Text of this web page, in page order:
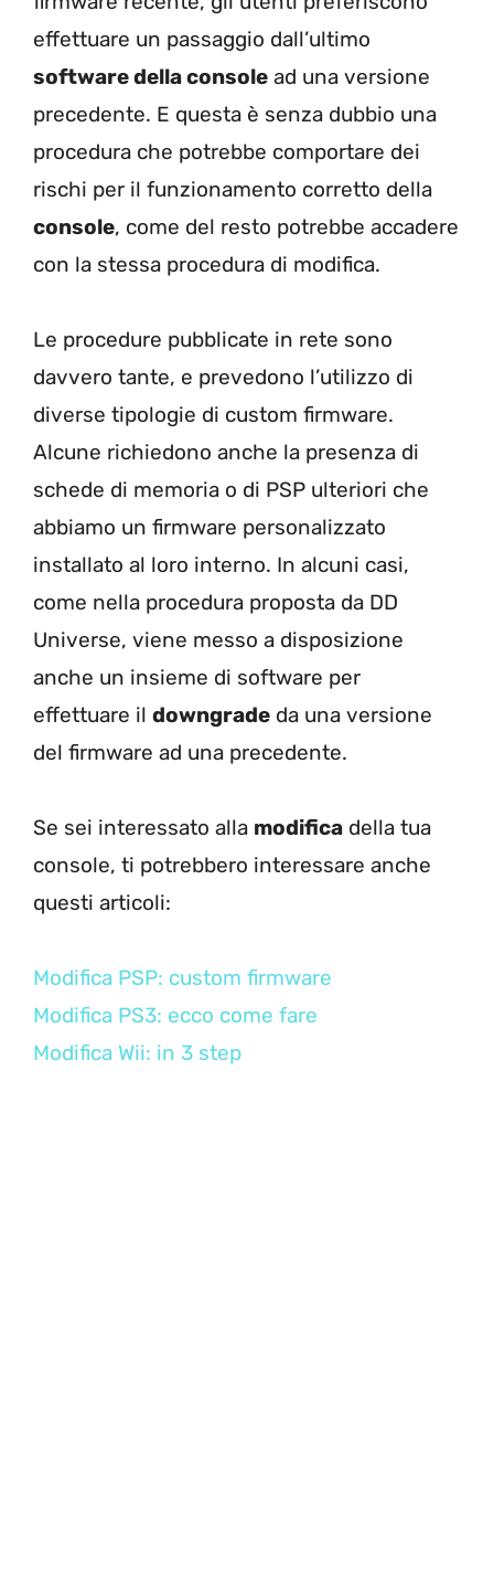
effettuare un passaggio dall’ultimo
software della console ad una versione
precedente. E questa è senza dubbio una
procedura che potrebbe comportare dei
rischi per il funzionamento corretto della
console, come del resto potrebbe accadere
con la stessa procedura di modifica.
Le procedure pubblicate in rete sono
davvero tante, e prevedono l’utilizzo di
diverse tipologie di custom firmware.
Alcune richiedono anche la presenza di
schede di memoria o di PSP ulteriori che
abbiamo un firmware personalizzato
installato al loro interno. In alcuni casi,
come nella procedura proposta da DD
Universe, viene messo a disposizione
anche un insieme di software per
effettuare il downgrade da una versione
del firmware ad una precedente.
Se sei interessato alla modifica della tua
console, ti potrebbero interessare anche
questi articoli:
Modifica PSP: custom firmware
Modifica PS3: ecco come fare
Modifica Wii: in 3 step